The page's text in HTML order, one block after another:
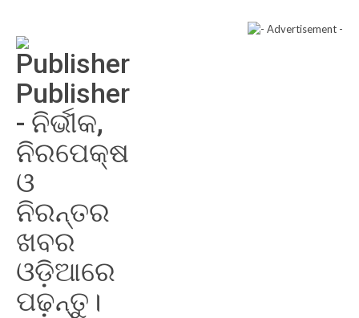
Publisher
- ନିର୍ଭୀକ,
ନିରପେକ୍ଷ
ଓ
ନିରନ୍ତର
ଖବର
ଓଡ଼ିଆରେ
ପଢ଼ନ୍ତୁ।